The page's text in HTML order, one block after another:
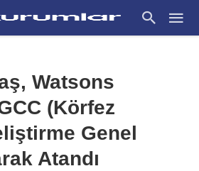
Watsons
(Körfez
Genel
Atandı